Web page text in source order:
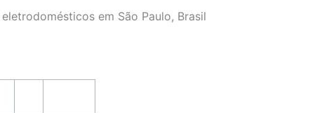
em São Paulo, Brasil